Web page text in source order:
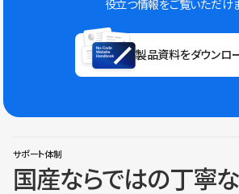
役立つ情報をご覧いただけま
製品資料をダウンロ
サポート体制
国産ならではの丁寧